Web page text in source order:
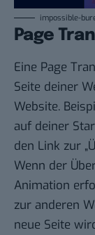
impossible-
Page
Eine Page
Seite deiner
Website.
auf deiner
den Link zur
Wenn der
Animation
zur anderen
neue Seite